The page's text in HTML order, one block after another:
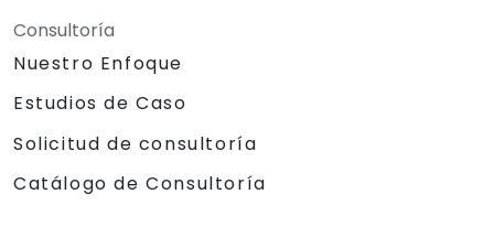
Consultoría
Nuestro Enfoque
Estudios de Caso
Solicitud de consultoría
Catálogo de Consultoría